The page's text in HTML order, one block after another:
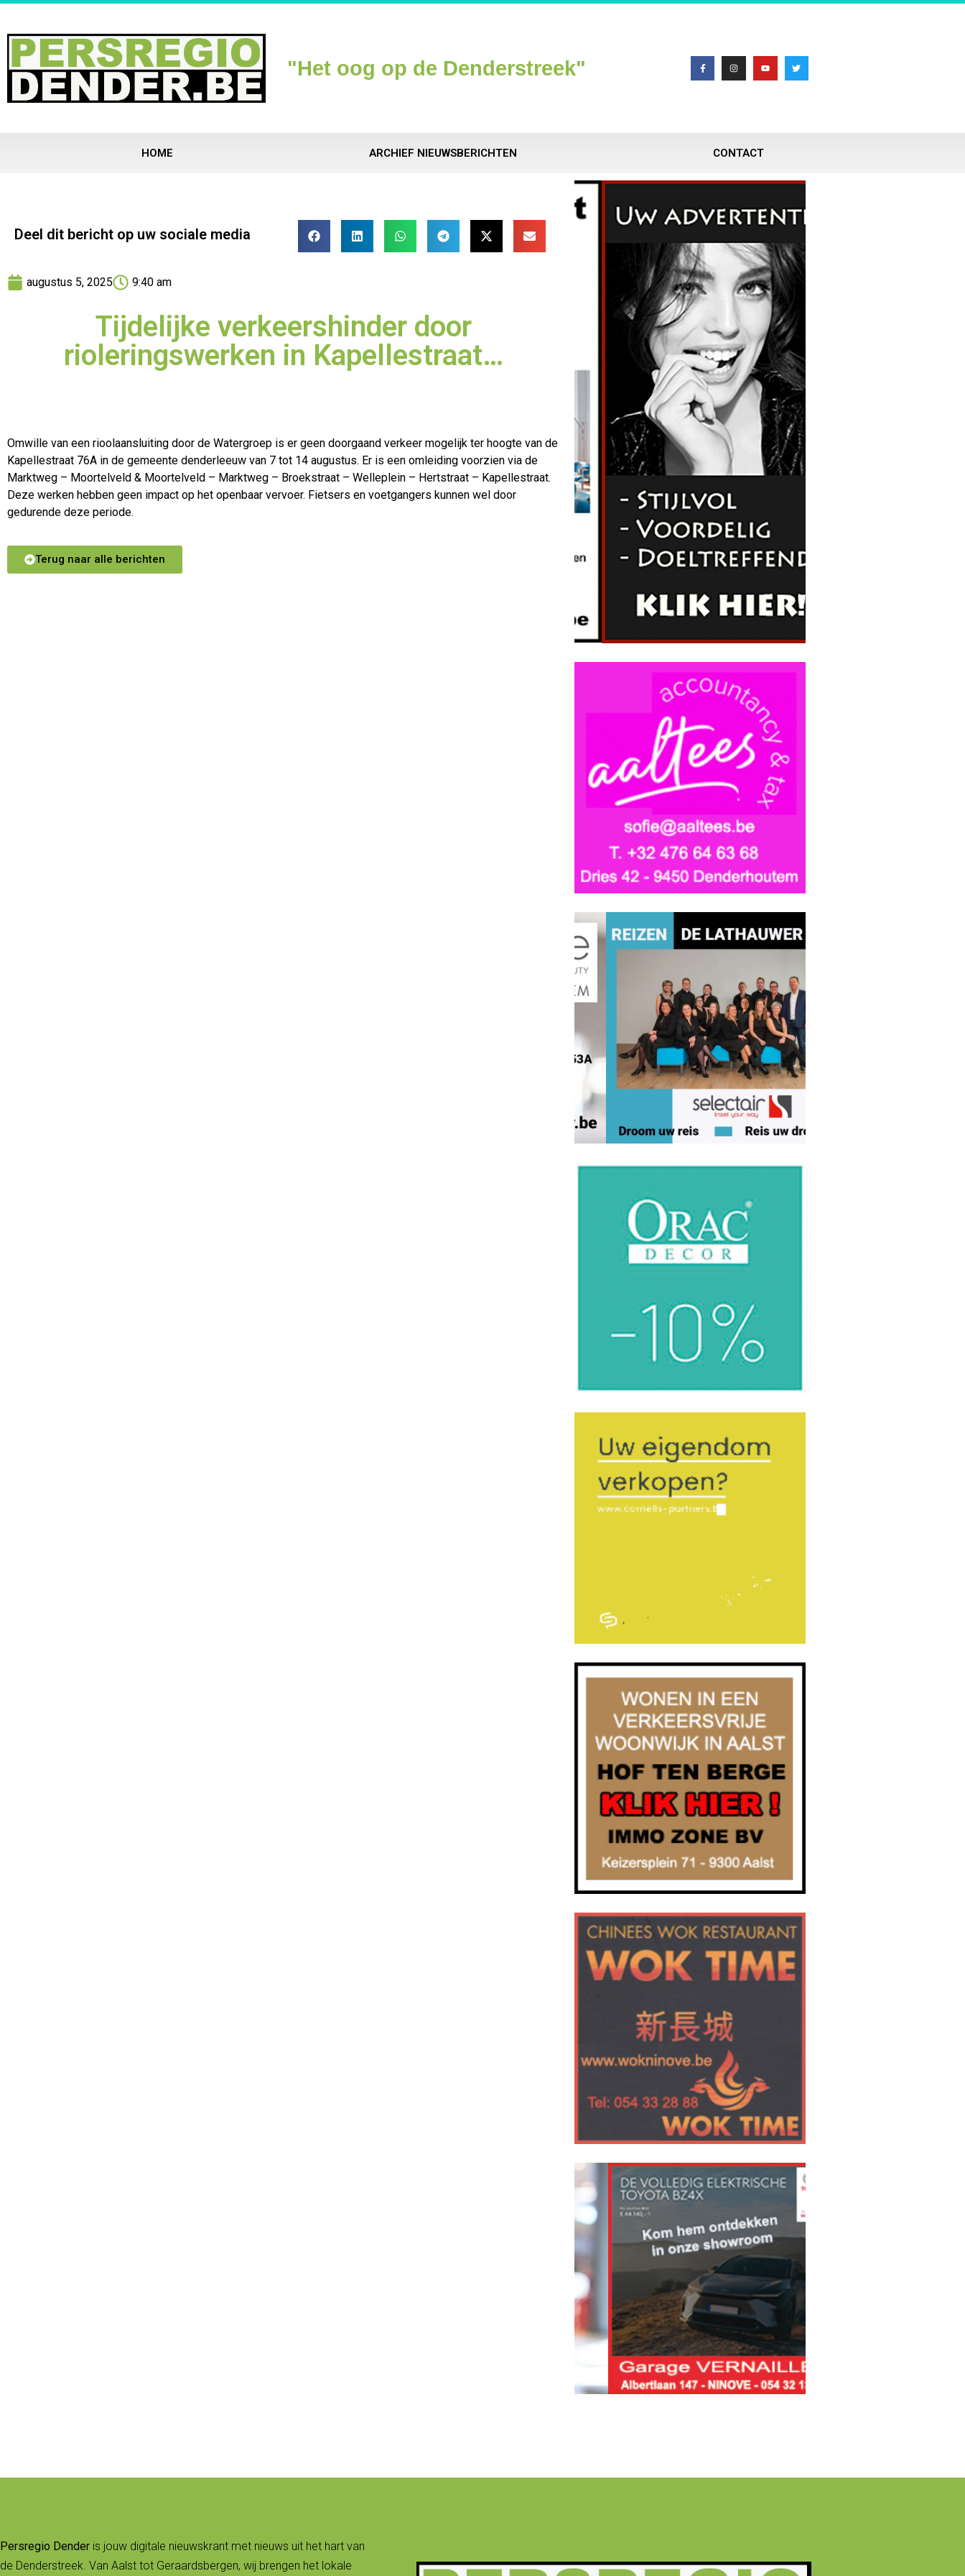
"Het oog op de Denderstreek"
HOME ARCHIEF NIEUWSBERICHTEN CONTACT
Deel dit bericht op uw sociale media
augustus 5, 2025 9:40 am
Tijdelijke verkeershinder door
rioleringswerken in Kapellestraat…
Omwille van een rioolaansluiting door de Watergroep is er geen doorgaand verkeer mogelijk ter hoogte van de
Kapellestraat 76A in de gemeente denderleeuw van 7 tot 14 augustus. Er is een omleiding voorzien via de
Marktweg – Moortelveld & Moortelveld – Marktweg – Broekstraat – Welleplein – Hertstraat – Kapellestraat.
Deze werken hebben geen impact op het openbaar vervoer. Fietsers en voetgangers kunnen wel door
gedurende deze periode.
Terug naar alle berichten
Persregio Dender is jouw digitale nieuwskrant met nieuws uit het hart van
de Denderstreek. Van Aalst tot Geraardsbergen, wij brengen het lokale